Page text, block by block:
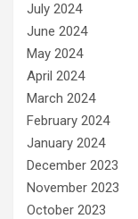
July 2024
June 2024
May 2024
April 2024
March 2024
February 2024
January 2024
December 2023
November 2023
October 2023